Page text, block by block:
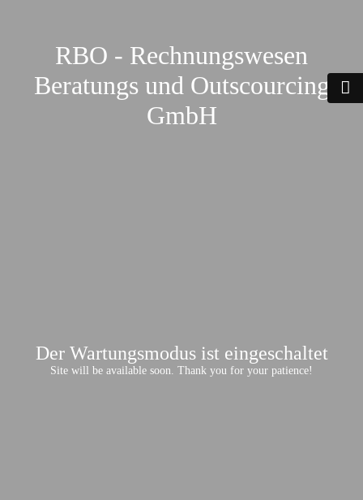
RBO - Rechnungswesen
Beratungs und Outscourcing
GmbH
Der Wartungsmodus ist eingeschaltet
Site will be available soon. Thank you for your patience!